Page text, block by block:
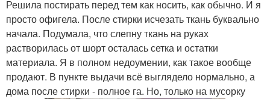
Решила постирать перед тем как носить, как обычно. И я
просто офигела. После стирки исчезать ткань буквально
начала. Подумала, что слепну ткань на руках
растворилась от шорт осталась сетка и остатки
материала. Я в полном недоумении, как такое вообще
продают. В пункте выдачи всё выглядело нормально, а
дома после стирки - полное га. Но, только на мусорку